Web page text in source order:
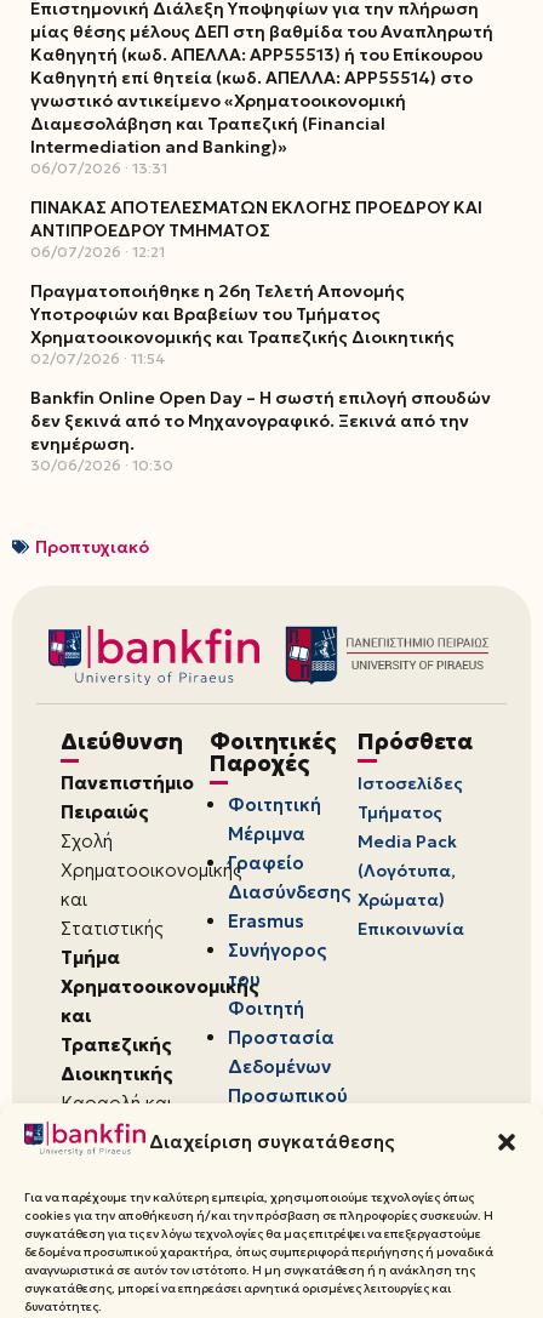
Διαχείριση συγκατάθεσης
Για να παρέχουμε την καλύτερη εμπειρία, χρησιμοποιούμε τεχνολογίες όπως
cookies για την αποθήκευση ή/και την πρόσβαση σε πληροφορίες συσκευών. Η
συγκατάθεση για τις εν λόγω τεχνολογίες θα μας επιτρέψει να επεξεργαστούμε
δεδομένα προσωπικού χαρακτήρα, όπως συμπεριφορά περιήγησης ή μοναδικά
αναγνωριστικά σε αυτόν τον ιστότοπο. Η μη συγκατάθεση ή η ανάκληση της
συγκατάθεσης, μπορεί να επηρεάσει αρνητικά ορισμένες λειτουργίες και
δυνατότητες.
Επιστημονική Διάλεξη Υποψηφίων για την πλήρωση
μίας θέσης μέλους ΔΕΠ στη βαθμίδα του Αναπληρωτή
Καθηγητή (κωδ. ΑΠΕΛΛΑ: ΑΡΡ55513) ή του Επίκουρου
Καθηγητή επί θητεία (κωδ. ΑΠΕΛΛΑ: ΑΡΡ55514) στο
γνωστικό αντικείμενο «Χρηματοοικονομική
Διαμεσολάβηση και Τραπεζική (Financial
Intermediation and Banking)»
06/07/2026 13:31
ΠΙΝΑΚΑΣ ΑΠΟΤΕΛΕΣΜΑΤΩΝ ΕΚΛΟΓΗΣ ΠΡΟΕΔΡΟΥ ΚΑΙ
ΑΝΤΙΠΡΟΕΔΡΟΥ ΤΜΗΜΑΤΟΣ
06/07/2026 12:21
Πραγματοποιήθηκε η 26η Τελετή Απονομής
Υποτροφιών και Βραβείων του Τμήματος
Χρηματοοικονομικής και Τραπεζικής Διοικητικής
02/07/2026 11:54
Bankfin Online Open Day – Η σωστή επιλογή σπουδών
δεν ξεκινά από το Μηχανογραφικό. Ξεκινά από την
ενημέρωση.
30/06/2026 10:30
Προπτυχιακό
Διεύθυνση
Πανεπιστήμιο
Πειραιώς
Σχολή
Χρηματοοικονομικής
και
Στατιστικής
Τμήμα
Χρηματοοικονομικής
και
Τραπεζικής
Διοικητικής
Καραολή και
Δημητρίου 80,
18534,
Πειραιάς
Φοιτητικές
Παροχές
Φοιτητική
Μέριμνα
Γραφείο
Διασύνδεσης
Erasmus
Συνήγορος
του
Φοιτητή
Προστασία
Δεδομένων
Προσωπικού
Πρόσθετα
Ιστοσελίδες
Τμήματος
Media Pack
(Λογότυπα,
Χρώματα)
Επικοινωνία
© 2026 Πανεπιστήμιο Πειραιώς,